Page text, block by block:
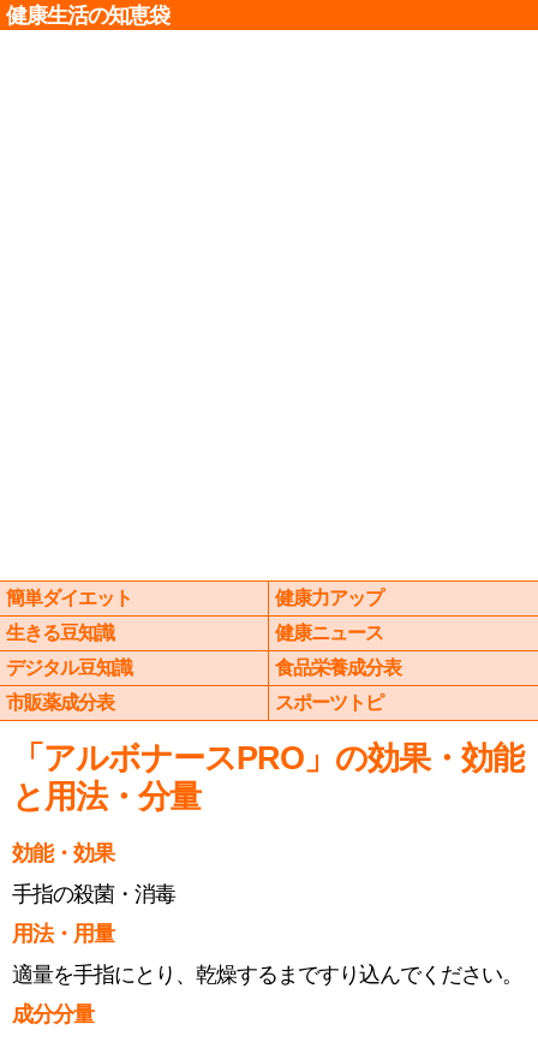
健康生活の知恵袋
簡単ダイエット
健康力アップ
生きる豆知識
健康ニュース
デジタル豆知識
食品栄養成分表
市販薬成分表
スポーツトピ
「アルボナースPRO」の効果・効能
と用法・分量
効能・効果
手指の殺菌・消毒
用法・用量
適量を手指にとり、乾燥するまですり込んでください。
成分分量